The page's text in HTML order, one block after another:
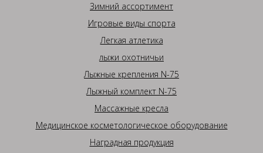
Зимний ассортимент
Игровые виды спорта
Легкая атлетика
лыжи охотничьи
Лыжные крепления N-75
Лыжный комплект N-75
Массажные кресла
Медицинское косметологическое оборудование
Наградная продукция